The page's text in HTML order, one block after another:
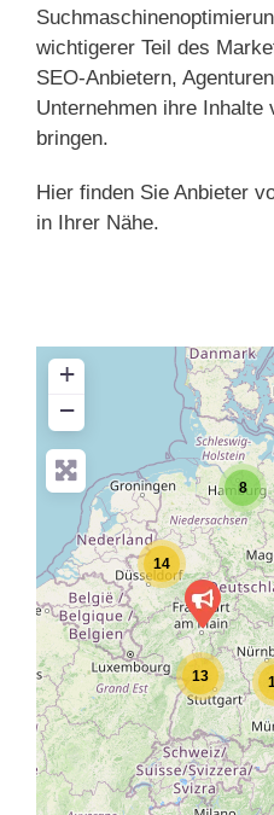
wichtigerer Teil des
SEO-Anbietern,
Unternehmen ihre Inhalte
bringen.
Hier finden Sie Anbieter
in Ihrer Nähe.
14
13
8
+
−